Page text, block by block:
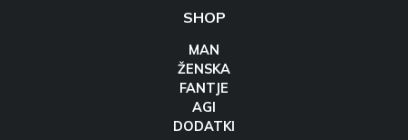
SHOP
MAN
ŽENSKA
FANTJE
AGI
DODATKI